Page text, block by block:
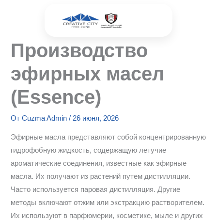
Производство
эфирных масел
(Essence)
ОтCuzma Admin/ 26 июня, 2026
Эфирные масла представляют собой концентрированную
гидрофобную жидкость, содержащую летучие
ароматические соединения, известные как эфирные
масла. Их получают из растений путем дистилляции.
Часто используется паровая дистилляция. Другие
методы включают отжим или экстракцию растворителем.
Их используют в парфюмерии, косметике, мыле и других